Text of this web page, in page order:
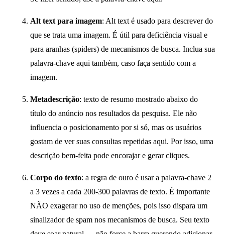
Alt text para imagem: Alt text é usado para descrever do
que se trata uma imagem. É útil para deficiência visual e
para aranhas (spiders) de mecanismos de busca. Inclua sua
palavra-chave aqui também, caso faça sentido com a
imagem.
Metadescrição: texto de resumo mostrado abaixo do
título do anúncio nos resultados da pesquisa. Ele não
influencia o posicionamento por si só, mas os usuários
gostam de ver suas consultas repetidas aqui. Por isso, uma
descrição bem-feita pode encorajar e gerar cliques.
Corpo do texto: a regra de ouro é usar a palavra-chave 2
a 3 vezes a cada 200-300 palavras de texto. É importante
NÃO exagerar no uso de menções, pois isso dispara um
sinalizador de spam nos mecanismos de busca. Seu texto